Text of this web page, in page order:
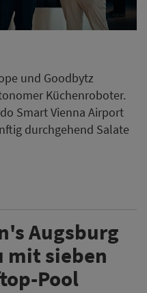
und Goodbytz
Küchenroboter.
Smart Vienna Airport
durchgehend Salate
Augsburg
mit sieben
Pool